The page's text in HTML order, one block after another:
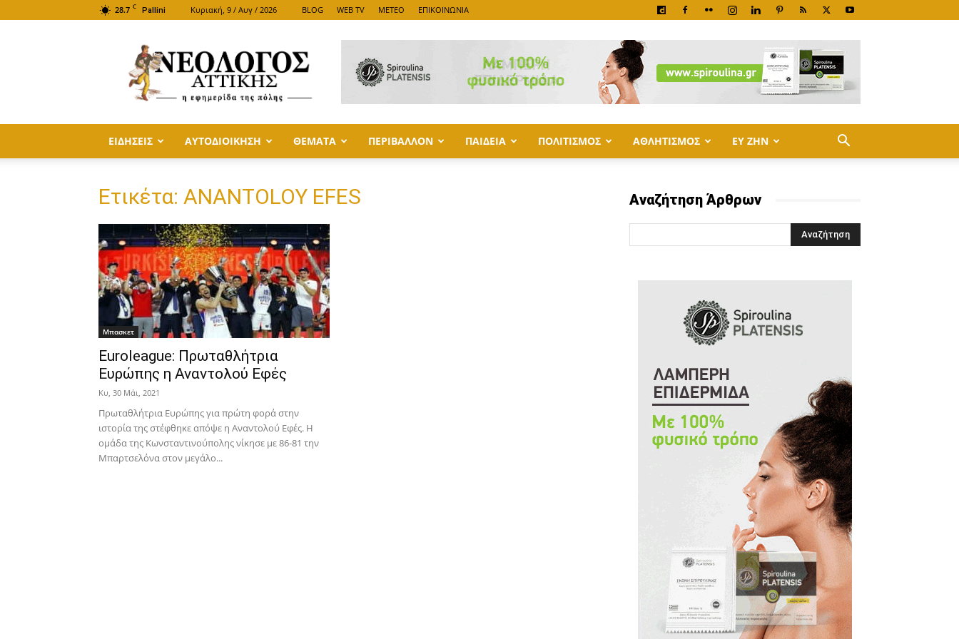
28.7 C Pallini Κυριακή, 9 / Αυγ / 2026 BLOG WEB TV METEO ΕΠΙΚΟΙΝΩΝΙΑ
ΑΤΤΙΚΗΣ
ΕΙΔΗΣΕΙΣ ΑΥΤΟΔΙΟΙΚΗΣΗ ΘΕΜΑΤΑ ΠΕΡΙΒΑΛΛΟΝ ΠΑΙΔΕΙΑ ΠΟΛΙΤΙΣΜΟΣ ΑΘΛΗΤΙΣΜΟΣ ΕΥ ΖΗΝ
Ετικέτα: ANANTOLOY EFES
Μπασκετ
Euroleague: Πρωταθλήτρια
Ευρώπης η Αναντολού Εφές
Κυ, 30 Μάι, 2021
Πρωταθλήτρια Ευρώπης για πρώτη φορά στην
ιστορία της στέφθηκε απόψε η Αναντολού Εφές. Η
ομάδα της Κωνσταντινούπολης νίκησε με 86-81 την
Μπαρτσελόνα στον μεγάλο...
Αναζήτηση Άρθρων